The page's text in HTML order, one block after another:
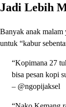
Jadi Lebih
Banyak anak malam
untuk “kabur
“Kopimana 27
bisa pesan kopi
– @ngopijaksel